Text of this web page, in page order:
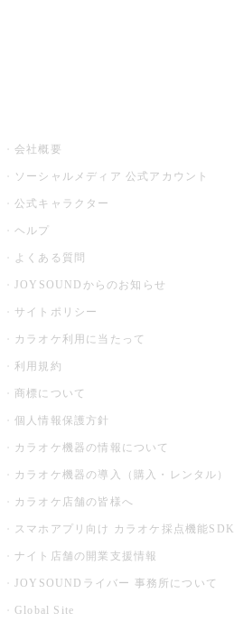
会社概要
ソーシャルメディア 公式アカウント
公式キャラクター
ヘルプ
よくある質問
JOYSOUNDからのお知らせ
サイトポリシー
カラオケ利用に当たって
利用規約
商標について
個人情報保護方針
カラオケ機器の情報について
カラオケ機器の導入（購入・レンタル）
カラオケ店舗の皆様へ
スマホアプリ向け カラオケ採点機能SDK
ナイト店舗の開業支援情報
JOYSOUNDライバー 事務所について
Global Site